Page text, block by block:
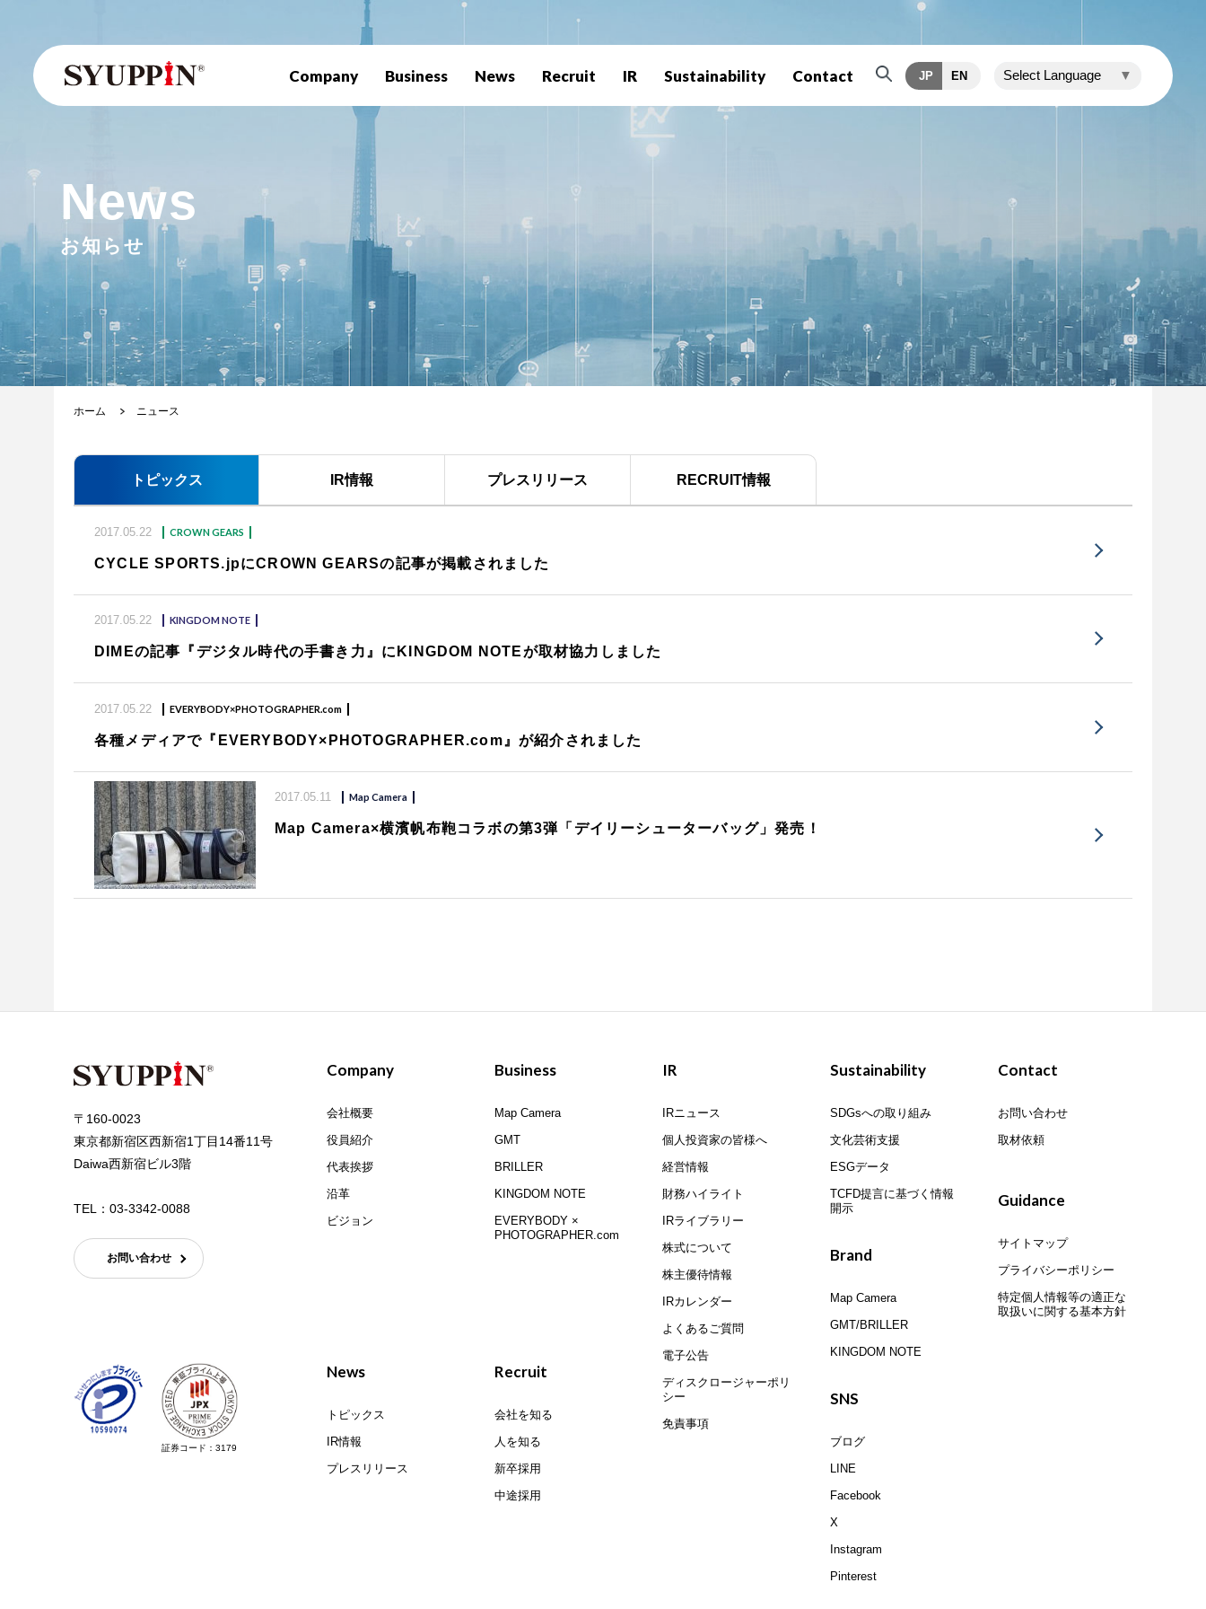
Select Language ▼
JP EN
Company Business News Recruit IR Sustainability Contact
News
お知らせ
ホーム ニュース
トピックス IR情報 プレスリリース RECRUIT情報
2017.05.22 CROWN GEARS
CYCLE SPORTS.jpにCROWN GEARSの記事が掲載されました
2017.05.22 KINGDOM NOTE
DIMEの記事『デジタル時代の手書き力』にKINGDOM NOTEが取材協力しました
2017.05.22 EVERYBODY×PHOTOGRAPHER.com
各種メディアで『EVERYBODY×PHOTOGRAPHER.com』が紹介されました
2017.05.11 Map Camera
Map Camera×横濱帆布鞄コラボの第3弾「デイリーシューターバッグ」発売！
〒160-0023
東京都新宿区西新宿1丁目14番11号
Daiwa西新宿ビル3階
TEL： 03-3342-0088
お問い合わせ
証券コード：3179
Company
会社概要
役員紹介
代表挨拶
沿革
ビジョン
News
トピックス
IR情報
プレスリリース
Business
Map Camera
GMT
BRILLER
KINGDOM NOTE
EVERYBODY ×
PHOTOGRAPHER.com
Recruit
会社を知る
人を知る
新卒採用
中途採用
IR
IRニュース
個人投資家の皆様へ
経営情報
財務ハイライト
IRライブラリー
株式について
株主優待情報
IRカレンダー
よくあるご質問
電子公告
ディスクロージャーポリ
シー
免責事項
Sustainability
SDGsへの取り組み
文化芸術支援
ESGデータ
TCFD提言に基づく情報
開示
Brand
Map Camera
GMT/BRILLER
KINGDOM NOTE
SNS
ブログ
LINE
Facebook
X
Instagram
Pinterest
Contact
お問い合わせ
取材依頼
Guidance
サイトマップ
プライバシーポリシー
特定個人情報等の適正な
取扱いに関する基本方針